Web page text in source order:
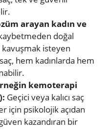
arayan kadın ve
doğal
isteyen
hem kadınlarda hem
kemoterapi
Geçici veya kalıcı saç
için psikolojik açıdan
kazandıran bir